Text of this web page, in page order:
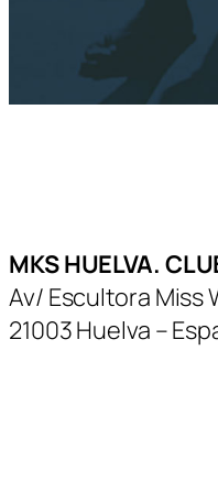
MKS HUELVA.
Av/ Escultora Miss
21003 Huelva –